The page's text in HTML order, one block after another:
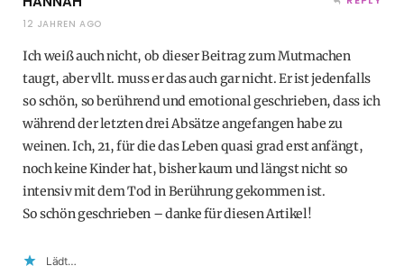
12 JAHREN AGO
Ich weiß auch nicht, ob dieser Beitrag zum Mutmachen
taugt, aber vllt. muss er das auch gar nicht. Er ist jedenfalls
so schön, so berührend und emotional geschrieben, dass ich
während der letzten drei Absätze angefangen habe zu
weinen. Ich, 21, für die das Leben quasi grad erst anfängt,
noch keine Kinder hat, bisher kaum und längst nicht so
intensiv mit dem Tod in Berührung gekommen ist.
So schön geschrieben – danke für diesen Artikel!
Lädt…